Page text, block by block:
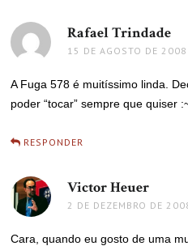
Rafael Trindade
15 DE AGOSTO DE
A Fuga 578 é muitíssimo linda.
poder “tocar” sempre que quiser
RESPONDER
Victor Heuer
2 DE DEZEMBRO DE
Cara, quando eu gosto de uma